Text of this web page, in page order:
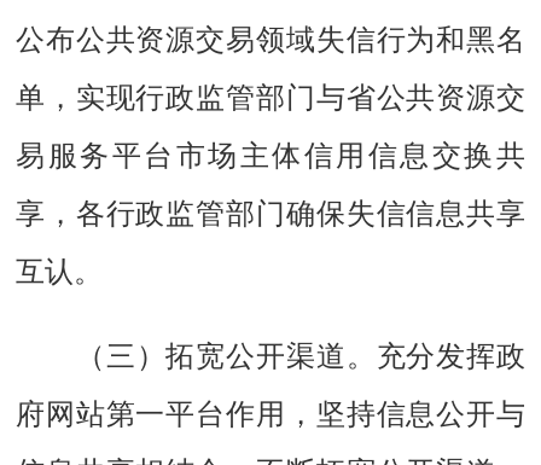
公布公共资源交易领域失信行为和黑名
单，实现行政监管部门与省公共资源交
易服务平台市场主体信用信息交换共
享，各行政监管部门确保失信信息共享
互认。
（三）拓宽公开渠道。 充分发挥政
府网站第一平台作用，坚持信息公开与